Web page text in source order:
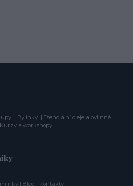
| Bylinky | Esenciální oleje a bylinné
Kurzy a workshopy
| Blog | Kontakty